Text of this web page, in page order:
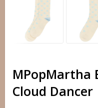
MPopMartha
Cloud Dancer